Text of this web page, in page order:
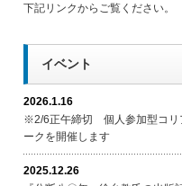
下記リンクからご覧ください。
イベント
2026.1.16
※2/6正午締切 個人参加型コリ
ークを開催します
2025.12.26